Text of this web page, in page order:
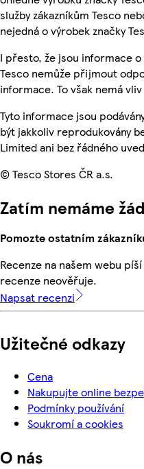
služby zákazníkům Tesco
nejedná o výrobek značky
I přesto, že jsou informace
Tesco nemůže přijmout
informace. To však nemá
Tyto informace jsou
být jakkoliv reprodukovány
Limited ani bez řádného
© Tesco Stores ČR a.s.
Zatím nemáme
Pomozte ostatním
Recenze na našem webu
recenze neověřuje.
Napsat recenzi
Užitečné odkazy
Cena
Nakupujte online
Podmínky používání
Soukromí a cookies
O nás